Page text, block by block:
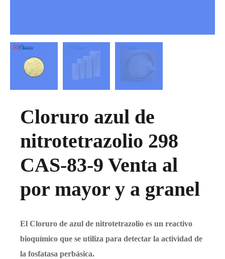
Cloruro azul de
nitrotetrazolio 298
CAS-83-9 Venta al
por mayor y a granel
El Cloruro de azul de nitrotetrazolio es un reactivo
bioquímico que se utiliza para detectar la actividad de
la fosfatasa perbásica.